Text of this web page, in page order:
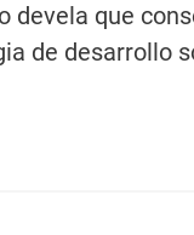
devela que
de desarrollo